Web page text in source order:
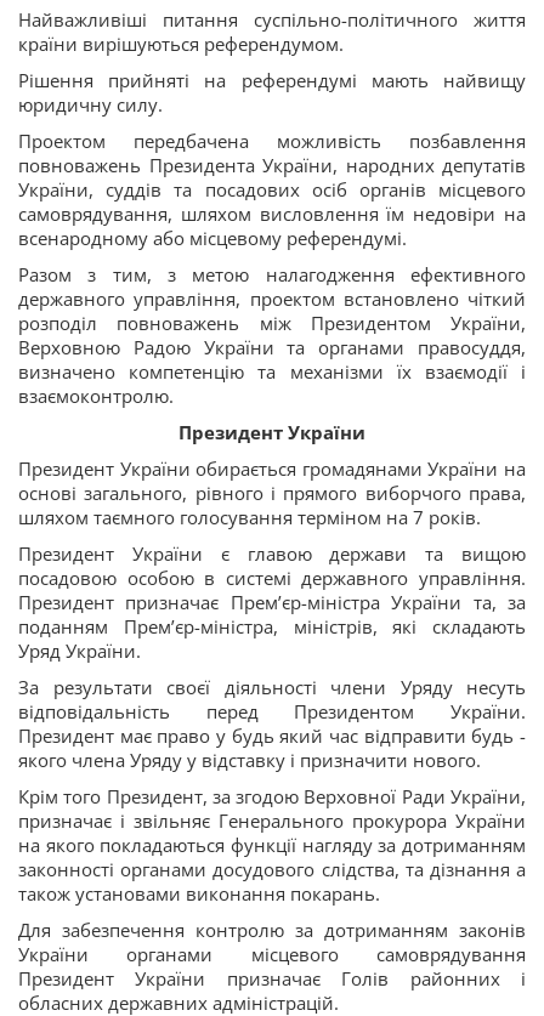
Найважливіші питання суспільно-політичного життя
країни вирішуються референдумом.
Рішення прийняті на референдумі мають найвищу
юридичну силу.
Проектом передбачена можливість позбавлення
повноважень Президента України, народних депутатів
України, суддів та посадових осіб органів місцевого
самоврядування, шляхом висловлення їм недовіри на
всенародному або місцевому референдумі.
Разом з тим, з метою налагодження ефективного
державного управління, проектом встановлено чіткий
розподіл повноважень між Президентом України,
Верховною Радою України та органами правосуддя,
визначено компетенцію та механізми їх взаємодії і
взаємоконтролю.
Президент України
Президент України обирається громадянами України на
основі загального, рівного і прямого виборчого права,
шляхом таємного голосування терміном на 7 років.
Президент України є главою держави та вищою
посадовою особою в системі державного управління.
Президент призначає Прем’єр-міністра України та, за
поданням Прем’єр-міністра, міністрів, які складають
Уряд України.
За результати своєї діяльності члени Уряду несуть
відповідальність перед Президентом України.
Президент має право у будь який час відправити будь -
якого члена Уряду у відставку і призначити нового.
Крім того Президент, за згодою Верховної Ради України,
призначає і звільняє Генерального прокурора України
на якого покладаються функції нагляду за дотриманням
законності органами досудового слідства, та дізнання а
також установами виконання покарань.
Для забезпечення контролю за дотриманням законів
України органами місцевого самоврядування
Президент України призначає Голів районних і
обласних державних адміністрацій.